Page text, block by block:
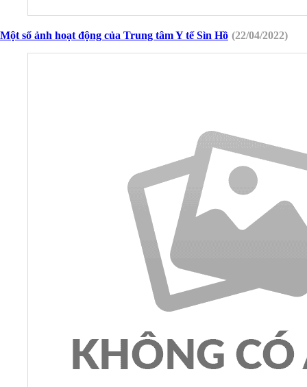
Một số ảnh hoạt động của Trung tâm Y tế Sìn Hồ (22/04/2022)